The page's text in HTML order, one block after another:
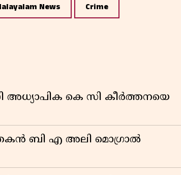
News Crime
കെ സി കീർത്തനയെ
ബി എ അലി മൊഗ്രാൽ